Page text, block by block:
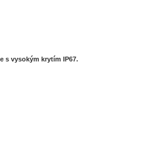
s vysokým krytím IP67.